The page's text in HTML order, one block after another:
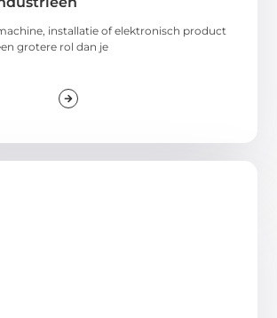
installatie of elektronisch product
grotere rol dan je